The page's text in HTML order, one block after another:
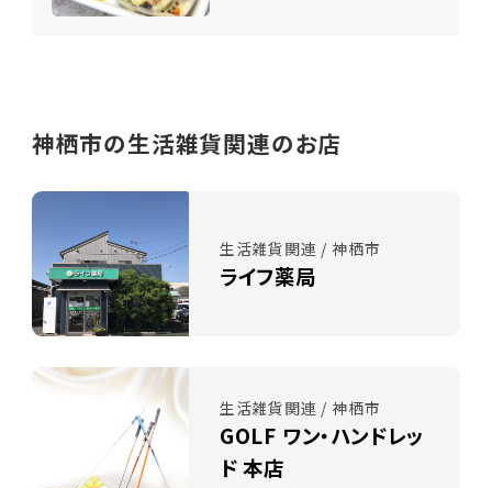
神栖市の生活雑貨関連のお店
生活雑貨関連 / 神栖市
ライフ薬局
生活雑貨関連 / 神栖市
GOLF ワン・ハンドレッ
ド 本店